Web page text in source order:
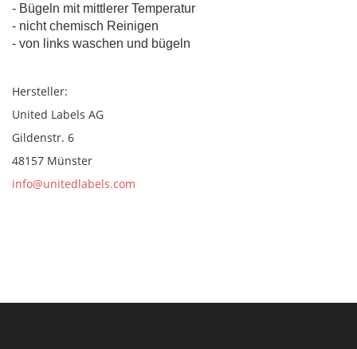
- Bügeln mit mittlerer Temperatur
- nicht chemisch Reinigen
- von links waschen und bügeln
Hersteller:
United Labels AG
Gildenstr. 6
48157 Münster
info@unitedlabels.com